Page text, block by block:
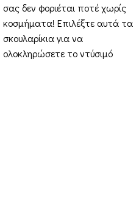
σας δεν φοριέται ποτέ χωρίς
κοσμήματα! Επιλέξτε αυτά τα
σκουλαρίκια για να
ολοκληρώσετε το ντύσιμό